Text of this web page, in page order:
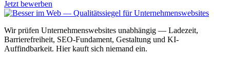
Jetzt bewerben
Wir prüfen Unternehmenswebsites unabhängig — Ladezeit,
Barrierefreiheit, SEO-Fundament, Gestaltung und KI-
Auffindbarkeit. Hier kauft sich niemand ein.